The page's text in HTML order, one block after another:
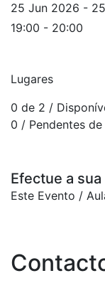
25 Jun 2026 -
19:00 - 20:00
Lugares
0 de 2 /
0 / Pendentes
Efectue a
Este Evento /